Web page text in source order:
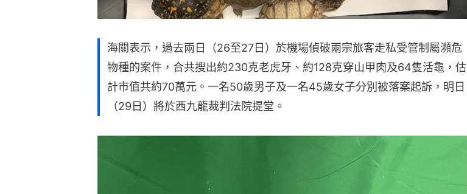
海關表示，過去兩日（26至27日）於機場偵破兩宗旅客走私受管制屬瀕危
物種的案件，合共搜出約230克老虎牙、約128克穿山甲肉及64隻活龜，估
計市值共約70萬元。一名50歲男子及一名45歲女子分別被落案起訴，明日
（29日）將於西九龍裁判法院提堂。